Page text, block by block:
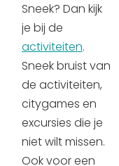
Sneek? Dan kijk
je bij de
activiteiten.
Sneek bruist van
de activiteiten,
citygames en
excursies die je
niet wilt missen.
Ook voor een